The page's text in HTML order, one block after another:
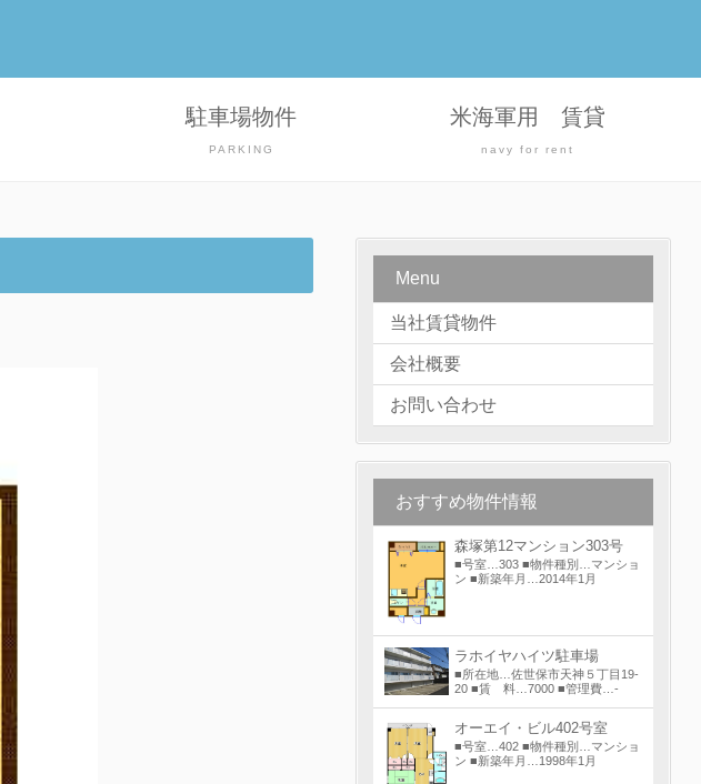
駐車場物件
PARKING
米海軍用 賃貸
navy for rent
Menu
当社賃貸物件
会社概要
お問い合わせ
おすすめ物件情報
森塚第12マンション303号
■号室…303 ■物件種別…マンショ
ン ■新築年月…2014年1月
ラホイヤハイツ駐車場
■所在地…佐世保市天神５丁目19-
20 ■賃 料…7000 ■管理費…-
オーエイ・ビル402号室
■号室…402 ■物件種別…マンショ
ン ■新築年月…1998年1月